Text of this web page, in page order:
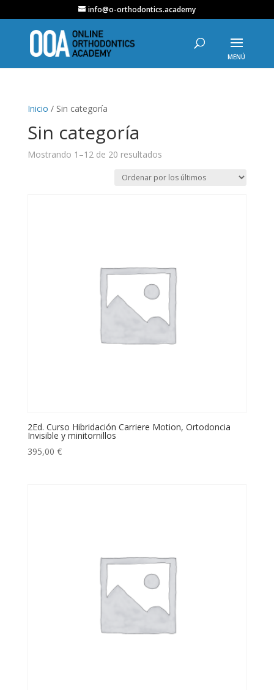
info@o-orthodontics.academy
Inicio / Sin categoría
Sin categoría
Mostrando 1–12 de 20 resultadosOrdenado
los
2Ed. Curso Hibridación Carriere Motion, Ortodoncia
Invisible y minitornillos
395,00 €